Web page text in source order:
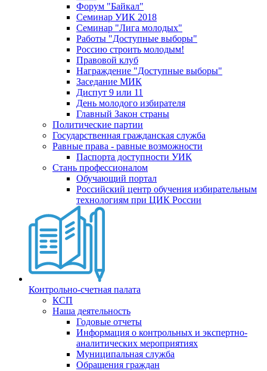
Форум "Байкал"
Семинар УИК 2018
Семинар "Лига молодых"
Работы "Доступные выборы"
Россию строить молодым!
Правовой клуб
Награждение "Доступные выборы"
Заседание МИК
Диспут 9 или 11
День молодого избирателя
Главный Закон страны
Политические партии
Государственная гражданская служба
Равные права - равные возможности
Паспорта доступности УИК
Стань профессионалом
Обучающий портал
Российский центр обучения избирательным
технологиям при ЦИК России
Контрольно-счетная палата
КСП
Наша деятельность
Годовые отчеты
Информация о контрольных и экспертно-
аналитических мероприятиях
Муниципальная служба
Обращения граждан